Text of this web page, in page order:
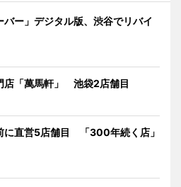
ー」デジタル版、渋谷でリバイ
店「萬馬軒」 池袋2店舗目
に直営5店舗目 「300年続く店」